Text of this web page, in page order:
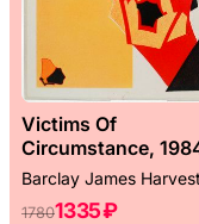
Victims Of
Circumstance,
Barclay James Harvest
17801335 ₽